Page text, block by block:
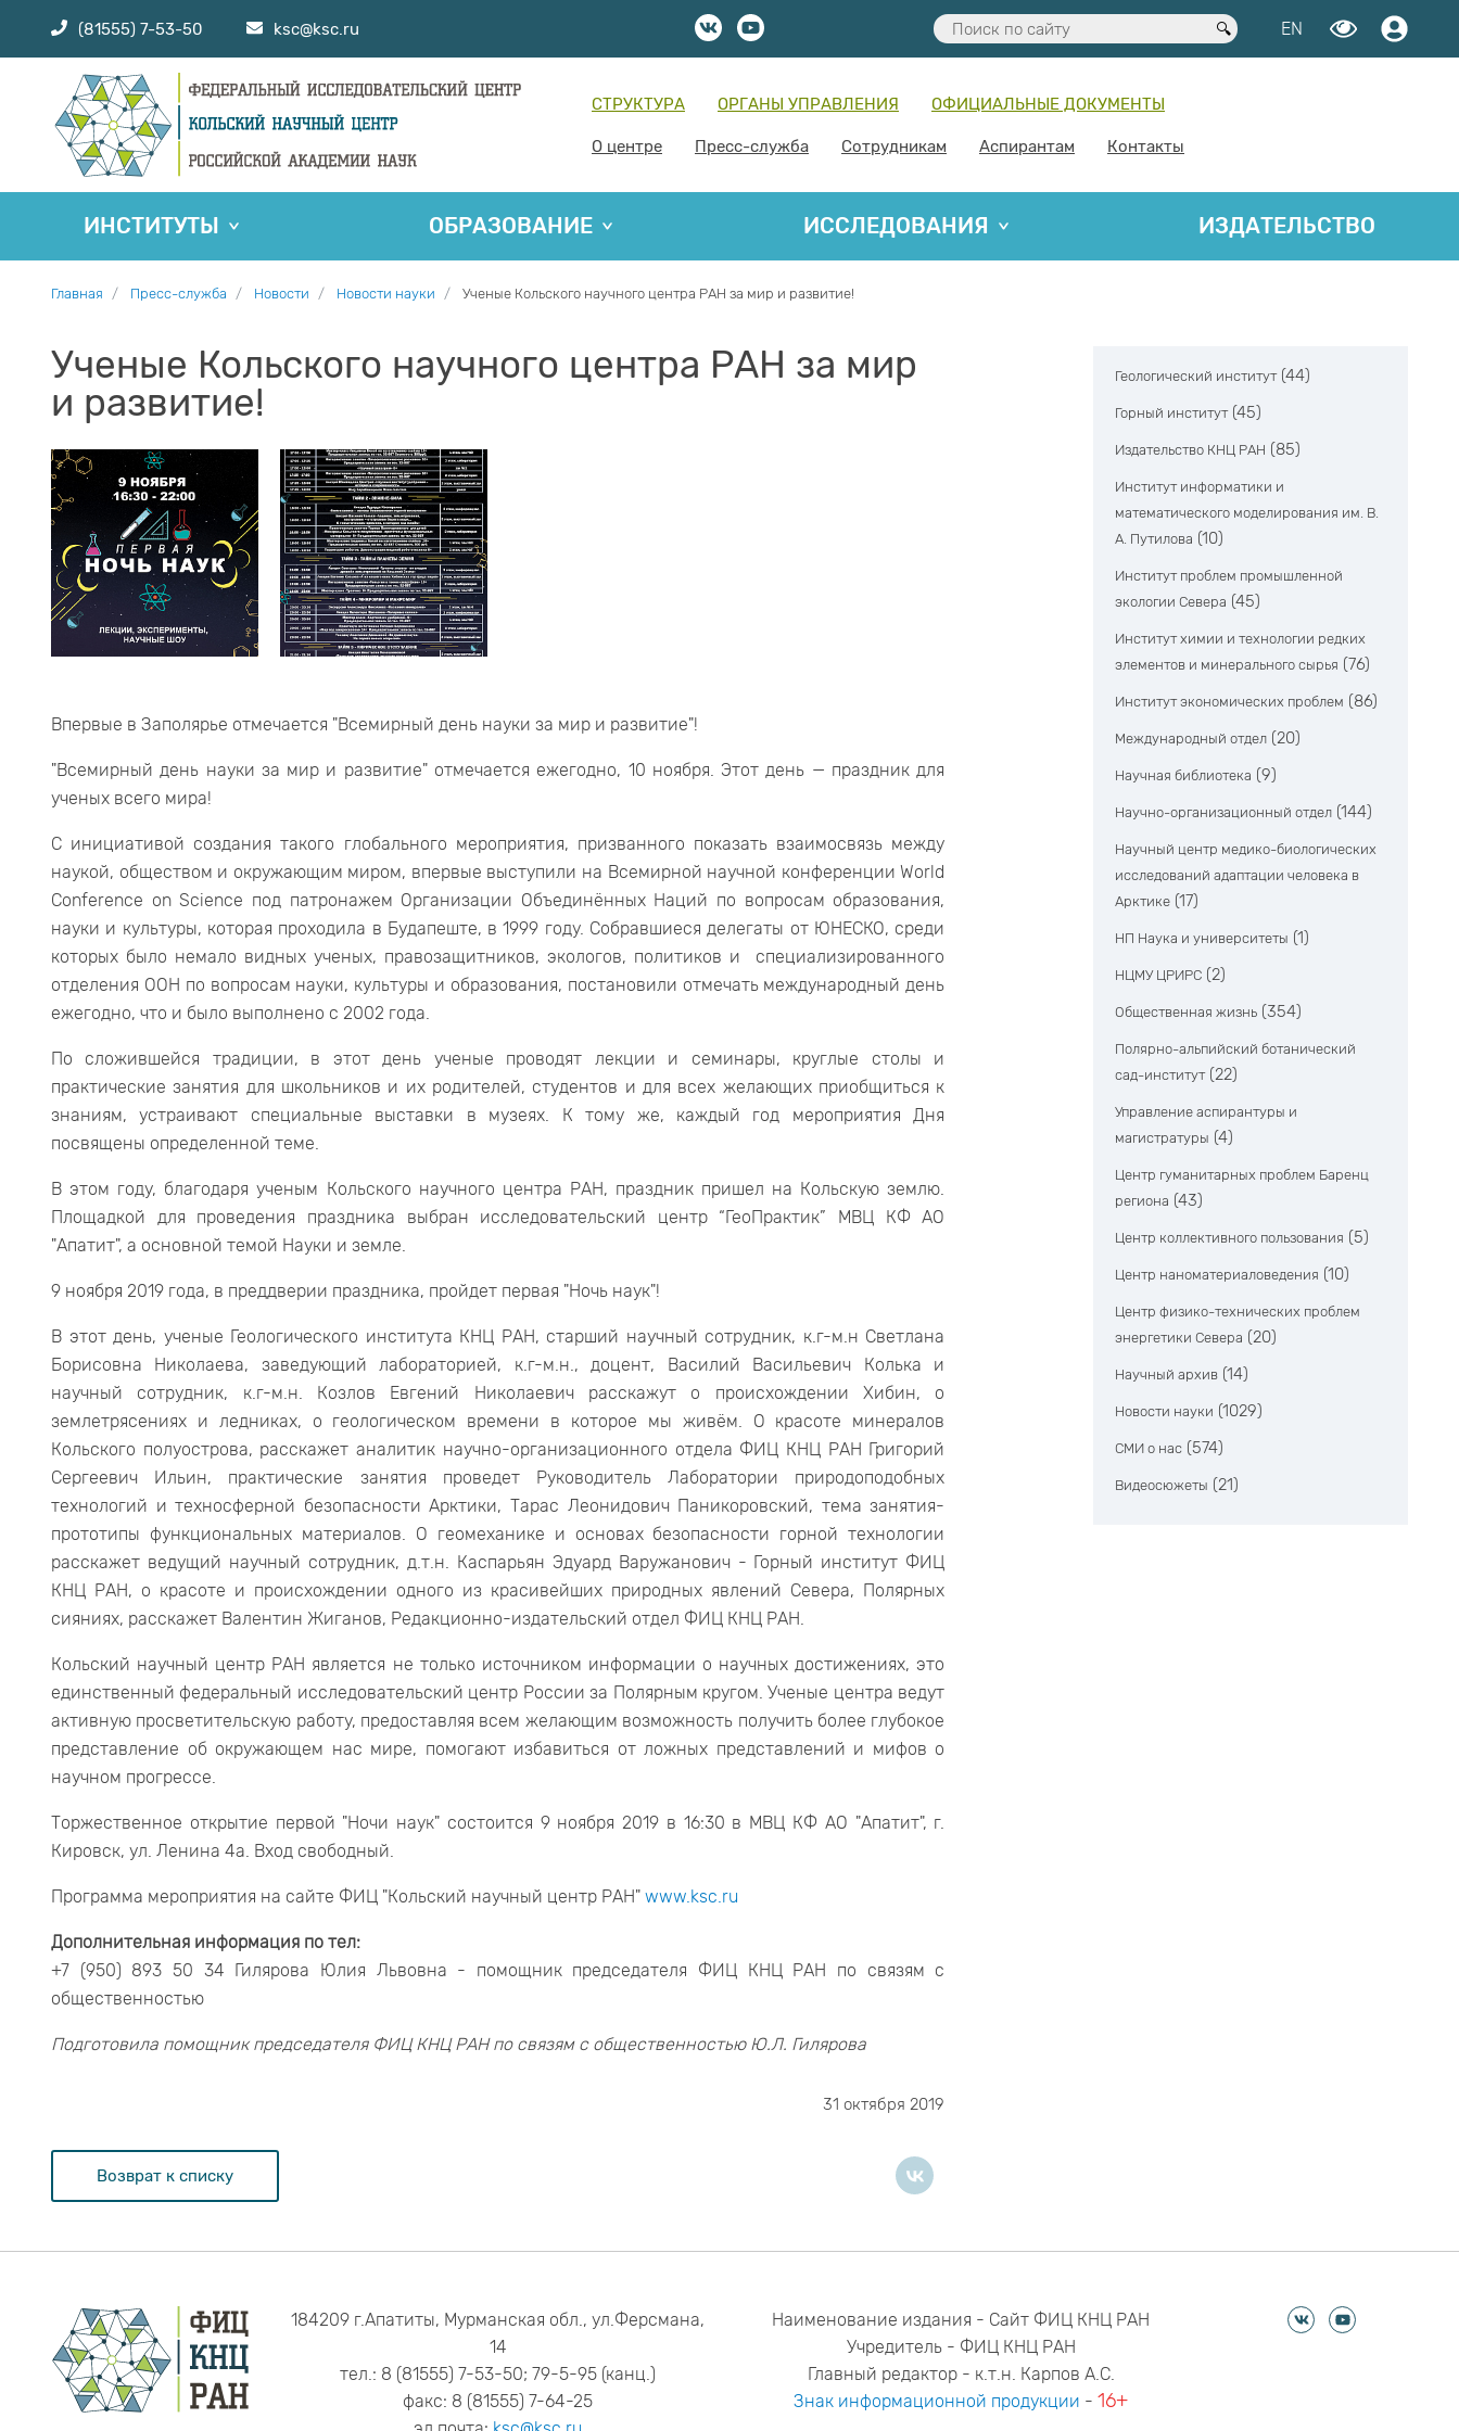
(81555) 7-53-50 ksc@ksc.ru EN
СТРУКТУРА ОРГАНЫ УПРАВЛЕНИЯ ОФИЦИАЛЬНЫЕ ДОКУМЕНТЫ
О центре Пресс-служба Сотрудникам Аспирантам Контакты
ИНСТИТУТЫ ОБРАЗОВАНИЕ ИССЛЕДОВАНИЯ ИЗДАТЕЛЬСТВО
Главная Пресс-служба Новости Новости науки Ученые Кольского научного центра РАН за мир и развитие!
Ученые Кольского научного центра РАН за мир
и развитие!
Впервые в Заполярье отмечается "Всемирный день науки за мир и развитие"!
"Всемирный день науки за мир и развитие" отмечается ежегодно, 10 ноября. Этот день — праздник для
ученых всего мира!
С инициативой создания такого глобального мероприятия, призванного показать взаимосвязь между
наукой, обществом и окружающим миром, впервые выступили на Всемирной научной конференции World
Conference on Science под патронажем Организации Объединённых Наций по вопросам образования,
науки и культуры, которая проходила в Будапеште, в 1999 году. Собравшиеся делегаты от ЮНЕСКО, среди
которых было немало видных ученых, правозащитников, экологов, политиков и специализированного
отделения ООН по вопросам науки, культуры и образования, постановили отмечать международный день
ежегодно, что и было выполнено с 2002 года.
По сложившейся традиции, в этот день ученые проводят лекции и семинары, круглые столы и
практические занятия для школьников и их родителей, студентов и для всех желающих приобщиться к
знаниям, устраивают специальные выставки в музеях. К тому же, каждый год мероприятия Дня
посвящены определенной теме.
В этом году, благодаря ученым Кольского научного центра РАН, праздник пришел на Кольскую землю.
Площадкой для проведения праздника выбран исследовательский центр “ГеоПрактик” МВЦ КФ АО
"Апатит", а основной темой Науки и земле.
9 ноября 2019 года, в преддверии праздника, пройдет первая "Ночь наук"!
В этот день, ученые Геологического института КНЦ РАН, старший научный сотрудник, к.г-м.н Светлана
Борисовна Николаева, заведующий лабораторией, к.г-м.н., доцент, Василий Васильевич Колька и
научный сотрудник, к.г-м.н. Козлов Евгений Николаевич расскажут о происхождении Хибин, о
землетрясениях и ледниках, о геологическом времени в которое мы живём. О красоте минералов
Кольского полуострова, расскажет аналитик научно-организационного отдела ФИЦ КНЦ РАН Григорий
Сергеевич Ильин, практические занятия проведет Руководитель Лаборатории природоподобных
технологий и техносферной безопасности Арктики, Тарас Леонидович Паникоровский, тема занятия-
прототипы функциональных материалов. О геомеханике и основах безопасности горной технологии
расскажет ведущий научный сотрудник, д.т.н. Каспарьян Эдуард Варужанович - Горный институт ФИЦ
КНЦ РАН, о красоте и происхождении одного из красивейших природных явлений Севера, Полярных
сияниях, расскажет Валентин Жиганов, Редакционно-издательский отдел ФИЦ КНЦ РАН.
Кольский научный центр РАН является не только источником информации о научных достижениях, это
единственный федеральный исследовательский центр России за Полярным кругом. Ученые центра ведут
активную просветительскую работу, предоставляя всем желающим возможность получить более глубокое
представление об окружающем нас мире, помогают избавиться от ложных представлений и мифов о
научном прогрессе.
Торжественное открытие первой "Ночи наук" состоится 9 ноября 2019 в 16:30 в МВЦ КФ АО "Апатит", г.
Кировск, ул. Ленина 4а. Вход свободный.
Программа мероприятия на сайте ФИЦ "Кольский научный центр РАН" www.ksc.ru
Дополнительная информация по тел:
+7 (950) 893 50 34 Гилярова Юлия Львовна - помощник председателя ФИЦ КНЦ РАН по связям с
общественностью
Подготовила помощник председателя ФИЦ КНЦ РАН по связям с общественностью Ю.Л. Гилярова
31 октября 2019
Возврат к списку
Геологический институт (44)
Горный институт (45)
Издательство КНЦ РАН (85)
Институт информатики и
математического моделирования им. В.
А. Путилова (10)
Институт проблем промышленной
экологии Севера (45)
Институт химии и технологии редких
элементов и минерального сырья (76)
Институт экономических проблем (86)
Международный отдел (20)
Научная библиотека (9)
Научно-организационный отдел (144)
Научный центр медико-биологических
исследований адаптации человека в
Арктике (17)
НП Наука и университеты (1)
НЦМУ ЦРИРС (2)
Общественная жизнь (354)
Полярно-альпийский ботанический
сад-институт (22)
Управление аспирантуры и
магистратуры (4)
Центр гуманитарных проблем Баренц
региона (43)
Центр коллективного пользования (5)
Центр наноматериаловедения (10)
Центр физико-технических проблем
энергетики Севера (20)
Научный архив (14)
Новости науки (1029)
СМИ о нас (574)
Видеосюжеты (21)
184209 г.Апатиты, Мурманская обл., ул.Ферсмана,
14
тел.: 8 (81555) 7-53-50; 79-5-95 (канц.)
факс: 8 (81555) 7-64-25
Наименование издания - Сайт ФИЦ КНЦ РАН
Учредитель - ФИЦ КНЦ РАН
Главный редактор - к.т.н. Карпов А.С.
Знак информационной продукции -16+